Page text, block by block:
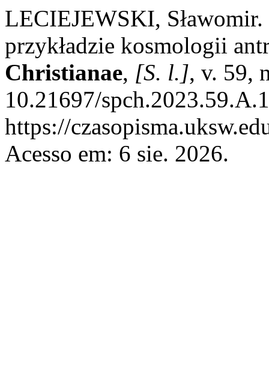
LECIEJEWSKI,
przykładzie kosmologii
Christianae, [S. l.], v. 59,
10.21697/
https://
Acesso em: 6 sie. 2026.